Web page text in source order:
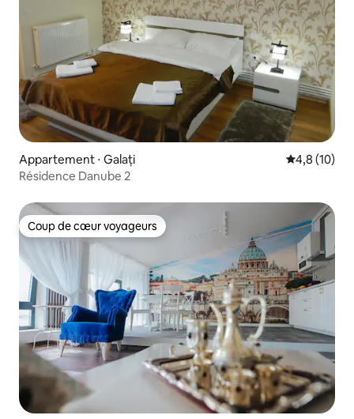
Appartement ⋅ Galați Évaluation
4,8 (10)
Résidence Danube 2
Coup de cœur voyageurs
Coup de cœur voyageurs